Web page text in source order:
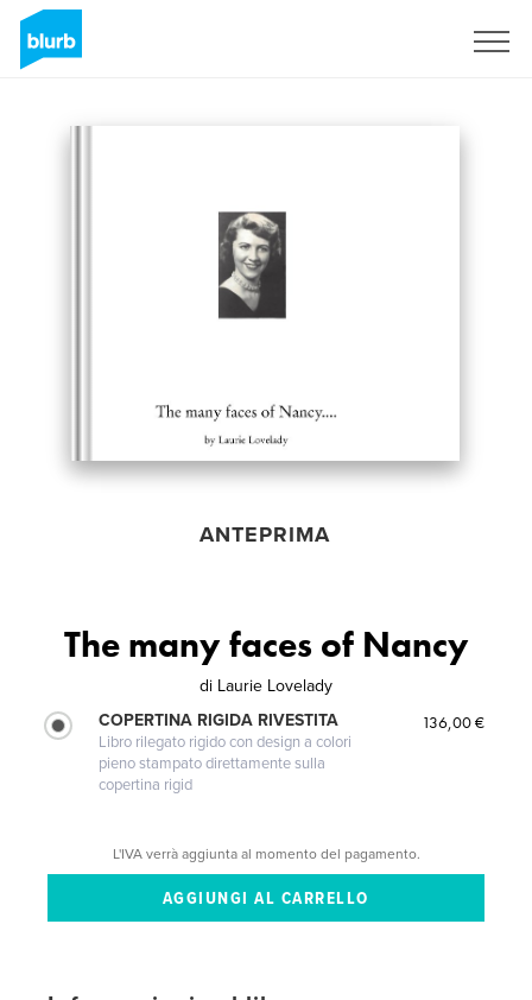
ANTEPRIMA
The many faces of Nancy
di Laurie Lovelady
COPERTINA RIGIDA RIVESTITA
Libro rilegato rigido con design a colori
pieno stampato direttamente sulla
copertina rigid
136,00 €
L'IVA verrà aggiunta al momento del pagamento.